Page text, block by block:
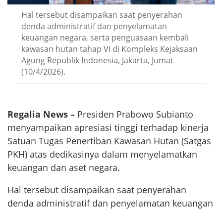
Hal tersebut disampaikan saat penyerahan
denda administratif dan penyelamatan
keuangan negara, serta penguasaan kembali
kawasan hutan tahap VI di Kompleks Kejaksaan
Agung Republik Indonesia, Jakarta, Jumat
(10/4/2026).
Regalia News – Presiden Prabowo Subianto
menyampaikan apresiasi tinggi terhadap kinerja
Satuan Tugas Penertiban Kawasan Hutan (Satgas
PKH) atas dedikasinya dalam menyelamatkan
keuangan dan aset negara.
Hal tersebut disampaikan saat penyerahan
denda administratif dan penyelamatan keuangan